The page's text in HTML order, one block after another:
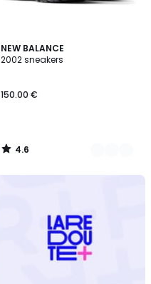
NEW BALANCE
2002 sneakers
150.00 €
4.6
/ 5
3
Kleuren
4.6
/